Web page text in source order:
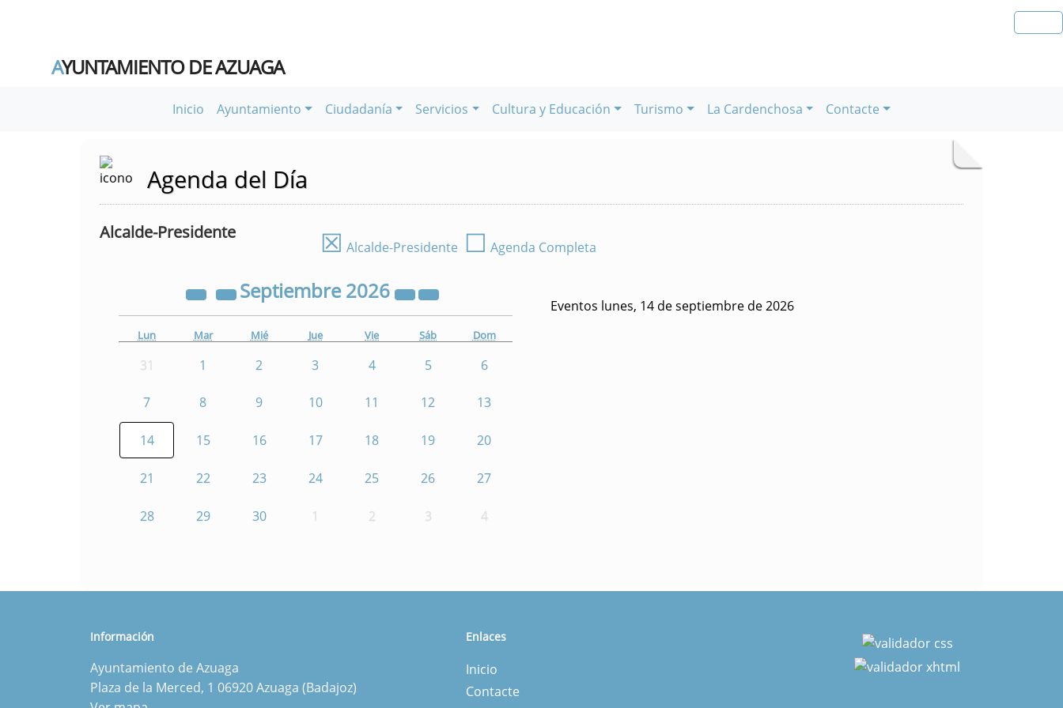
AYUNTAMIENTO DE AZUAGA
Inicio Ayuntamiento Ciudadanía Servicios Cultura y Educación Turismo La Cardenchosa Contacte
Agenda del Día
Alcalde-Presidente ☒ Alcalde-Presidente ☐ Agenda Completa
Septiembre2026
Lun Mar Mié Jue Vie Sáb Dom
31 1 2 3 4 5 6
7 8 9 10 11 12 13
14 15 16 17 18 19 20
21 22 23 24 25 26 27
28 29 30 1 2 3 4
Eventos lunes, 14 de septiembre de 2026
Información
Ayuntamiento de Azuaga
Plaza de la Merced, 1 06920 Azuaga (Badajoz)
Enlaces
Inicio
Contacte